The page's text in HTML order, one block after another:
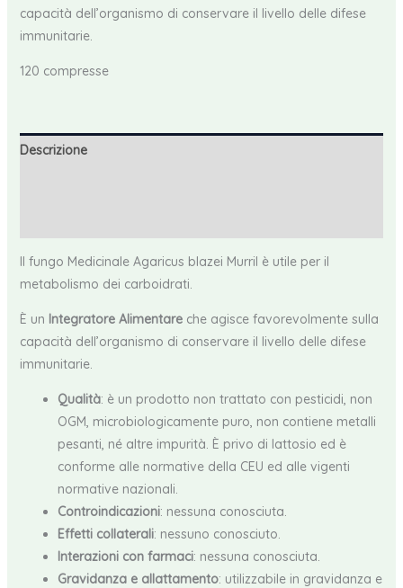
Salute
Agaricus
Basic
capacità dell’organismo di conservare il livello delle difese
immunitarie.
120 compresse
Descrizione
Il fungo Medicinale Agaricus blazei Murril è utile per il
metabolismo dei carboidrati.
È un Integratore Alimentareche agisce favorevolmente sulla
capacità dell’organismo di conservare il livello delle difese
immunitarie.
Qualità: è un prodotto non trattato con pesticidi, non
OGM, microbiologicamente puro, non contiene metalli
pesanti, né altre impurità. È privo di lattosio ed è
conforme alle normative della CEU ed alle vigenti
normative nazionali.
Controindicazioni: nessuna conosciuta.
Effetti collaterali: nessuno conosciuto.
Interazioni con farmaci: nessuna conosciuta.
Gravidanza e allattamento: utilizzabile in gravidanza e